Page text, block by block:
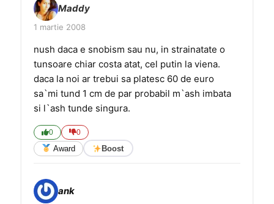
Maddy
1 martie 2008
nush daca e snobism sau nu, in strainatate o
tunsoare chiar costa atat, cel putin la viena.
daca la noi ar trebui sa platesc 60 de euro
sa`mi tund 1 cm de par probabil m`ash imbata
si l`ash tunde singura.
0 0
Award Boost
ank